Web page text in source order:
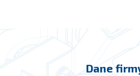
Dane